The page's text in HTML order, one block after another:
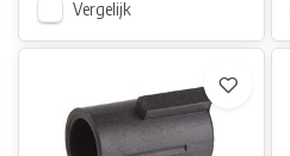
Vergelijk